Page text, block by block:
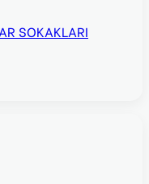
SOKAKLARI